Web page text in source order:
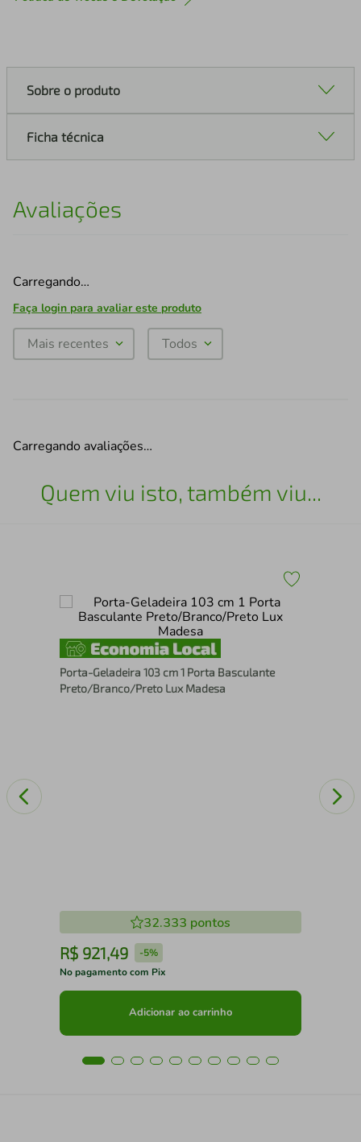
Sobre o produto
Ficha técnica
Avaliações
Carregando…
Faça login para avaliar este produto
Mais recentes Todos
Carregando avaliações…
Quem viu isto, também viu...
Porta-Geladeira 103 cm 1 Porta Basculante
Preto/Branco/Preto Lux Madesa
32.333 pontos
R$ 921,49 -5%
No pagamento com Pix
Adicionar ao carrinho